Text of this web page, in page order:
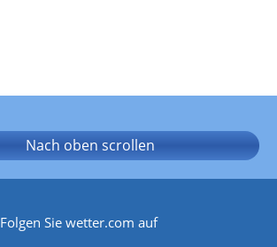
Nach oben scrollen
Folgen Sie wetter.com auf